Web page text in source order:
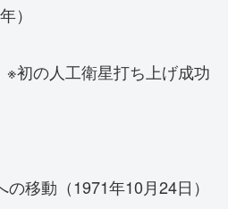
）
初の人工衛星打ち上げ成功
移動（1971年10月24日）